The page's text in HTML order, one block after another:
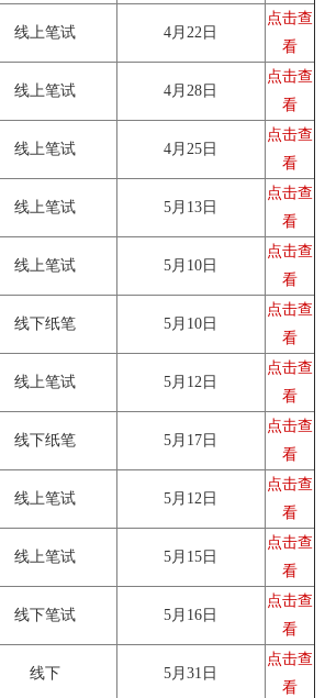
线上笔试 4月22日
点击查
看
线上笔试 4月28日
点击查
看
线上笔试 4月25日
点击查
看
线上笔试 5月13日
点击查
看
线上笔试 5月10日
点击查
看
线下纸笔 5月10日
点击查
看
线上笔试 5月12日
点击查
看
线下纸笔 5月17日
点击查
看
线上笔试 5月12日
点击查
看
线上笔试 5月15日
点击查
看
线下笔试 5月16日
点击查
看
线下 5月31日
点击查
看